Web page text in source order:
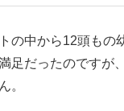
の中から12頭もの
足だったのですが
。